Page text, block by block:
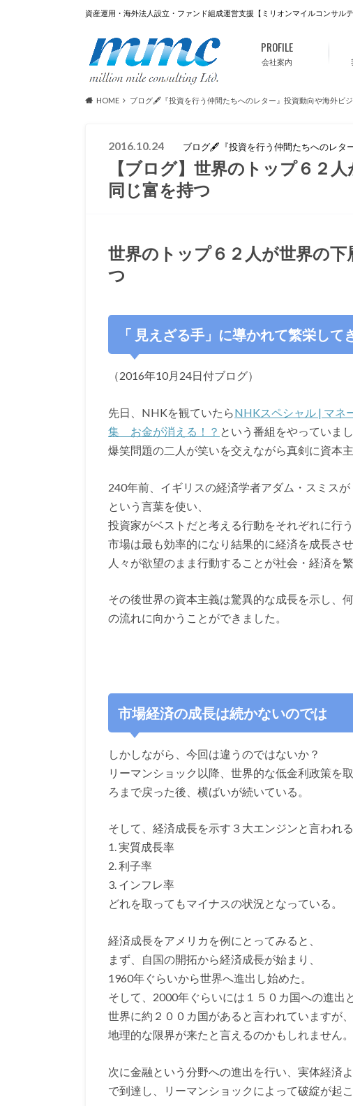
資産運用・海外法人設立・ファンド組成運営支援【ミリオンマイルコンサルテ
会社案内
PROFILE
HOME ブログ🖋『投資を行う仲間たちへのレター』投資動向や海外ビ
2016.10.24 ブログ🖋『投資を行う仲間たちへのレタ
【ブログ】世界のトップ６２
同じ富を持つ
世界のトップ６２人が世界の
つ
「 見えざる手」に導かれて繁栄して
（2016年10月24日付ブログ）
先日、NHKを観ていたらNHKスペシャル | マネ
集 お金が消える！？ という番組をやっていまし
爆笑問題の二人が笑いを交えながら真剣に資本
240年前、イギリスの経済学者アダム・スミス
という言葉を使い、
投資家がベストだと考える行動をそれぞれに行う
市場は最も効率的になり結果的に経済を成長さ
人々が欲望のまま行動することが社会・経済を
その後世界の資本主義は驚異的な成長を示し、
の流れに向かうことができました。
市場経済の成長は続かないのでは
しかしながら、今回は違うのではないか？
リーマンショック以降、世界的な低金利政策を
ろまで戻った後、横ばいが続いている。
そして、経済成長を示す３大エンジンと言われ
1. 実質成長率
2. 利子率
3. インフレ率
どれを取ってもマイナスの状況となっている。
経済成長をアメリカを例にとってみると、
まず、自国の開拓から経済成長が始まり、
1960年ぐらいから世界へ進出し始めた。
そして、2000年ぐらいには１５０カ国への進出
世界に約２００カ国があると言われていますが
地理的な限界が来たと言えるのかもしれません。
次に金融という分野への進出を行い、実体経済
で到達し、リーマンショックによって破綻が起